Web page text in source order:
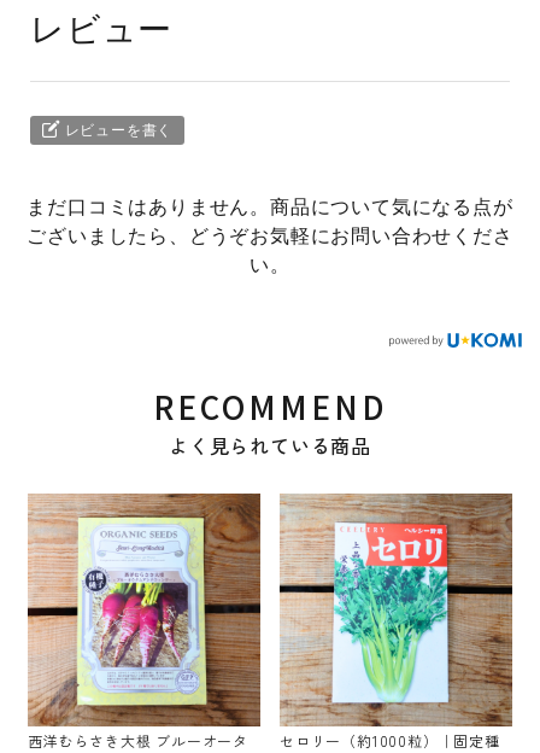
レビュー
レビューを書く
まだ口コミはありません。商品について気になる点が
ございましたら、どうぞお気軽にお問い合わせくださ
い。
RECOMMEND
よく見られている商品
西洋むらさき大根 ブルーオータ
セロリー（約1000粒）｜固定種